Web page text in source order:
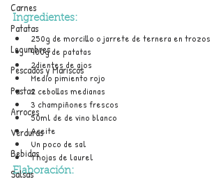
Carnes
Patatas
Legumbres
Pescados y Mariscos
Pastas
Arroces
Verduras
Bebidas
Salsas
Ingredientes:
250g de morcillo o jarrete de ternera en trozos
400g de patatas
2dientes de ajos
Medio pimiento rojo
2 cebollas medianas
3 champiñones frescos
50ml de de vino blanco
Aceite
Un poco de sal
1 hojas de laurel
Elaboración: